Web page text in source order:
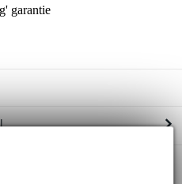
garantie
Bax Music garantie en meer